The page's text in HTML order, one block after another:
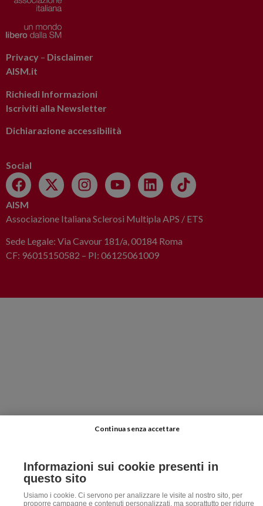
Privacy – Disclaimer
AISM.it
Richiedi Informazioni
Iscriviti alla Newsletter
Dichiarazione accessibilità
Social
AISM
Associazione Italiana Sclerosi Multipla APS / ETS
Sede Legale: Via Cavour 181/a, 00184 Roma
CF: 96015150582 – PI: 06125061009
Informazioni sui cookie presenti in
questo sito
Usiamo i cookie. Ci servono per analizzare le visite al nostro sito, per
proporre campagne e contenuti personalizzati, ma soprattutto per ridurre
Continua senza accettare